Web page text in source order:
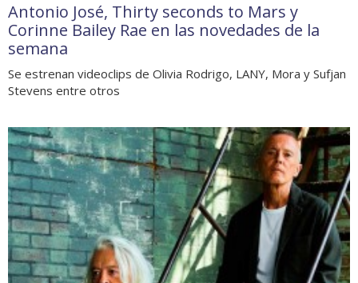
Antonio José, Thirty seconds to Mars y
Corinne Bailey Rae en las novedades de la
semana
Se estrenan videoclips de Olivia Rodrigo, LANY, Mora y Sufjan
Stevens entre otros